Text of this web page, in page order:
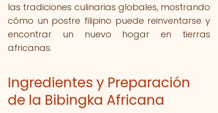
las tradiciones culinarias globales, mostrando
cómo un postre filipino puede reinventarse y
encontrar un nuevo hogar en tierras
africanas.
Ingredientes y Preparación
de la Bibingka Africana